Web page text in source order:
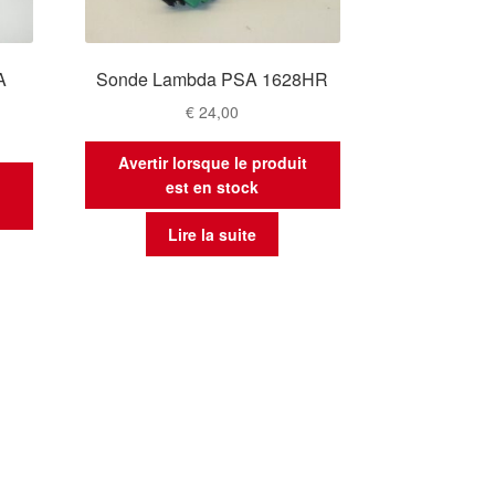
Sonde Lambda PSA 1628HR
€ 24,00
Avertir lorsque le produit
est en stock
Lire la suite